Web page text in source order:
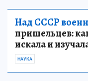
Над СССР
пришельцев:
искала и
НАУКА